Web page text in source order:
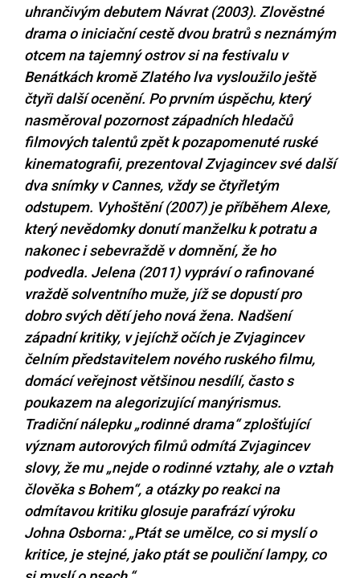
uhrančivým debutem Návrat (2003). Zlověstné
drama o iniciační cestě dvou bratrů s neznámým
otcem na tajemný ostrov si na festivalu v
Benátkách kromě Zlatého lva vysloužilo ještě
čtyři další ocenění. Po prvním úspěchu, který
nasměroval pozornost západních hledačů
filmových talentů zpět k pozapomenuté ruské
kinematografii, prezentoval Zvjagincev své další
dva snímky v Cannes, vždy se čtyřletým
odstupem. Vyhoštění (2007) je příběhem Alexe,
který nevědomky donutí manželku k potratu a
nakonec i sebevraždě v domnění, že ho
podvedla. Jelena (2011) vypráví o rafinované
vraždě solventního muže, jíž se dopustí pro
dobro svých dětí jeho nová žena. Nadšení
západní kritiky, v jejíchž očích je Zvjagincev
čelním představitelem nového ruského filmu,
domácí veřejnost většinou nesdílí, často s
poukazem na alegorizující manýrismus.
Tradiční nálepku „rodinné drama“ zplošťující
význam autorových filmů odmítá Zvjagincev
slovy, že mu „nejde o rodinné vztahy, ale o vztah
člověka s Bohem“, a otázky po reakci na
odmítavou kritiku glosuje parafrází výroku
Johna Osborna: „Ptát se umělce, co si myslí o
kritice, je stejné, jako ptát se pouliční lampy, co